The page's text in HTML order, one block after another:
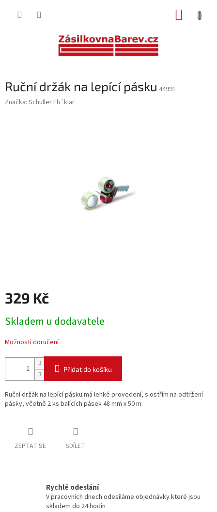
Ruční držák na lepící pásku 44991
Značka: Schuller Eh´klar
329 Kč
cena:
Skladem u dodavatele
Možnosti doručení
Přidat do košíku
Ruční držák na lepící pásku má lehké provedení, s ostřím na odtržení
pásky, včetně 2 ks balících pásek 48 mm x 50 m.
ZEPTAT SE SDÍLET
Rychlé odeslání
V pracovních dnech odesíláme objednávky které jsou
skladem do 24 hodin